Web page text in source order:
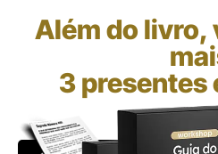
Além do livro,
3 presentes